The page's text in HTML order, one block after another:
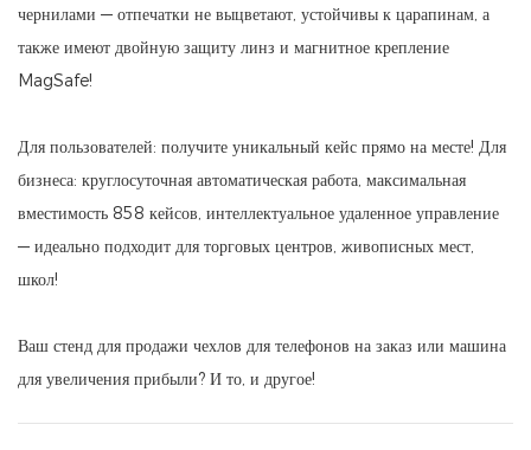
чернилами — отпечатки не выцветают, устойчивы к царапинам, а
также имеют двойную защиту линз и магнитное крепление
MagSafe!
Для пользователей: получите уникальный кейс прямо на месте! Для
бизнеса: круглосуточная автоматическая работа, максимальная
вместимость 858 кейсов, интеллектуальное удаленное управление
— идеально подходит для торговых центров, живописных мест,
школ!
Ваш стенд для продажи чехлов для телефонов на заказ или машина
для увеличения прибыли? И то, и другое!